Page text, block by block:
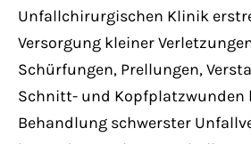
Unfallchirurgischen Klinik
Versorgung kleiner
Schürfungen, Prellungen,
Schnitt- und Kopfplatzwunden
Behandlung schwerster